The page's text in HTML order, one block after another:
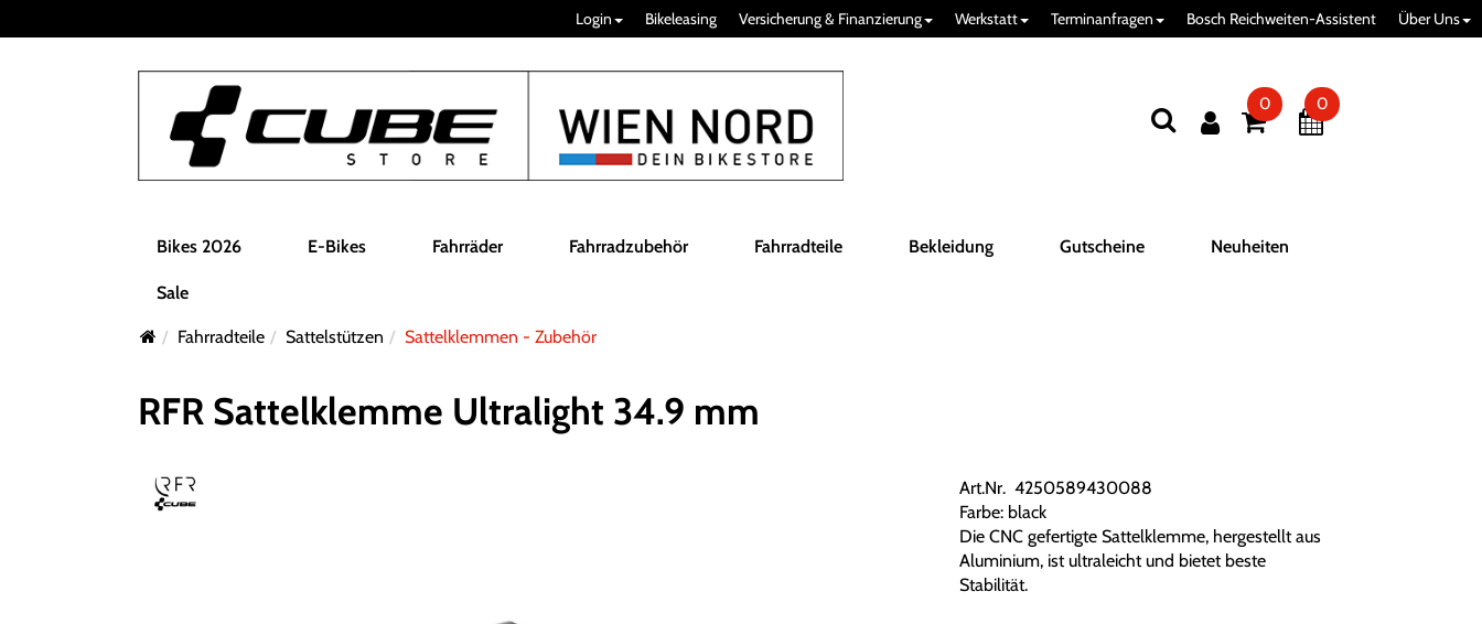
Login Bikeleasing Versicherung & Finanzierung Werkstatt Terminanfragen Bosch Reichweiten-Assistent Über Uns
0 0
Bikes 2026 E-Bikes Fahrräder Fahrradzubehör Fahrradteile Bekleidung Gutscheine Neuheiten
Sale
Fahrradteile Sattelstützen Sattelklemmen - Zubehör
RFR Sattelklemme Ultralight 34.9 mm
Art.Nr. 4250589430088
Farbe: black
Die CNC gefertigte Sattelklemme, hergestellt aus
Aluminium, ist ultraleicht und bietet beste
Stabilität.